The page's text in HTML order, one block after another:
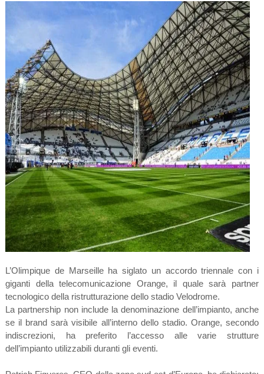
L’Olimpique de Marseille ha siglato un accordo triennale con i
giganti della telecomunicazione Orange, il quale sarà partner
tecnologico della ristrutturazione dello stadio Velodrome.
La partnership non include la denominazione dell’impianto, anche
se il brand sarà visibile all’interno dello stadio. Orange, secondo
indiscrezioni, ha preferito l’accesso alle varie strutture
dell’impianto utilizzabili duranti gli eventi.